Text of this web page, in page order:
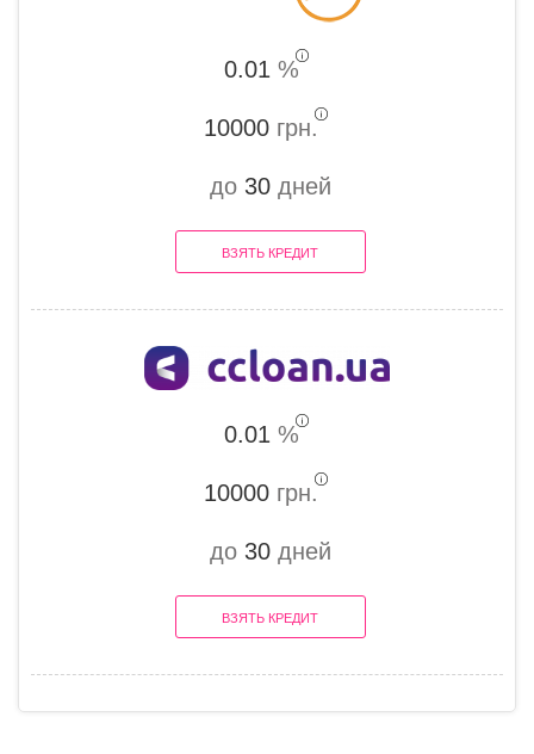
0.01 %
10000 грн.
до 30дней
ВЗЯТЬ КРЕДИТ
0.01%
10000 грн.
до 30дней
ВЗЯТЬ КРЕДИТ